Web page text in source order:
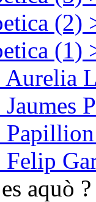
(2)
(1)
Felip
aquò